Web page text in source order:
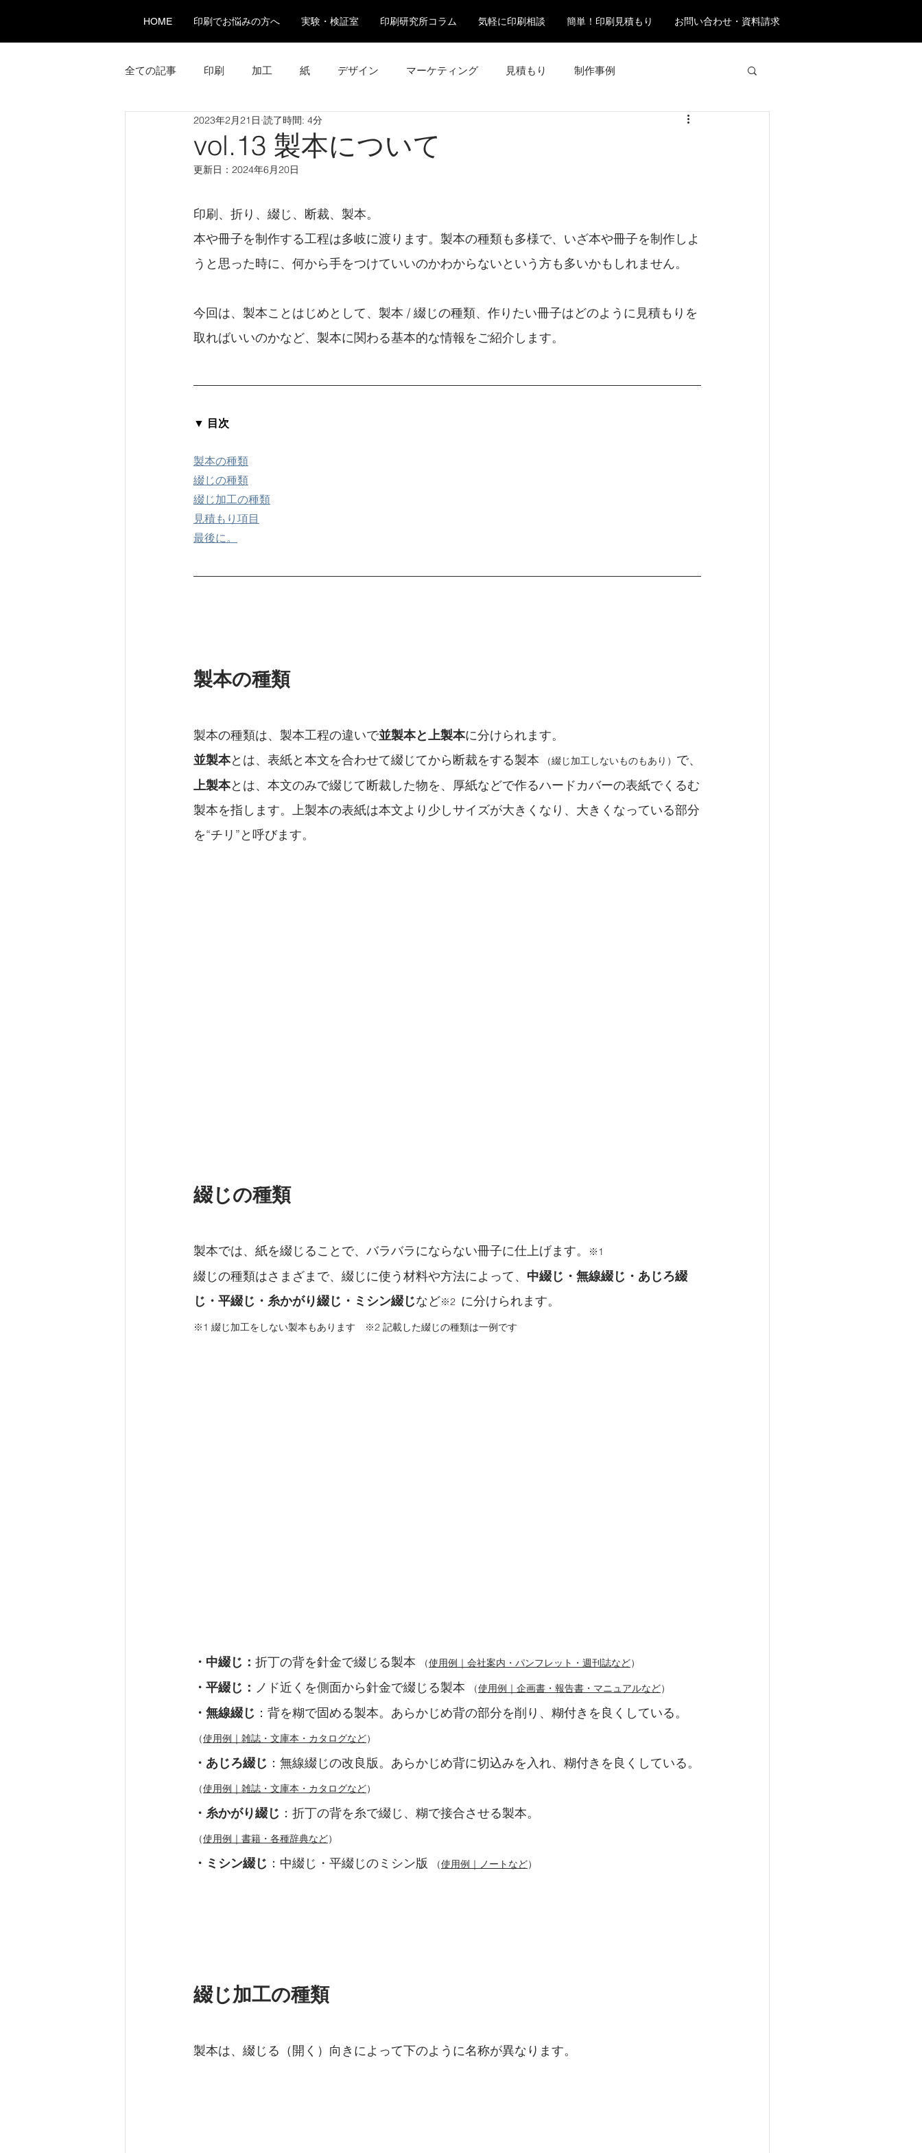
HOME 印刷でお悩みの方へ 実験・検証室 印刷研究所コラム 気軽に印刷相談 簡単！印刷見積もり お問い合わせ・資料請求
全ての記事 印刷 加工 紙 デザイン マーケティング 見積もり 制作事例
vol.13 製本について
2023年2月21日 読了時間: 4分
更新日： 2024年6月20日
印刷、折り、綴じ、断裁、製本。
本や冊子を制作する工程は多岐に渡ります。製本の種類も多様で、いざ本や冊子を制作しよ
うと思った時に、何から手をつけていいのかわからないという方も多いかもしれません。
今回は、製本ことはじめとして、製本 / 綴じの種類、作りたい冊子はどのように見積もりを
取ればいいのかなど、製本に関わる基本的な情報をご紹介します。
▼ 目次
製本の種類
綴じの種類
綴じ加工の種類
見積もり項目
最後に。
製本の種類
製本の種類は、製本工程の違いで並製本と上製本に分けられます。
並製本とは、表紙と本文を合わせて綴じてから断裁をする製本 （綴じ加工しないものもあり） で、
上製本とは、本文のみで綴じて断裁した物を、厚紙などで作るハードカバーの表紙でくるむ
製本を指します。上製本の表紙は本文より少しサイズが大きく なり、大きくなっている部分
を“チリ”と呼びます。
綴じの種類
製本では、紙を綴じることで、バラバラにならない冊子に仕上げます。 ※1
綴じの種類はさまざまで、綴じに使う材料や方法によって、 中綴じ・無線綴じ・あじろ綴
じ・平綴じ・糸かがり綴じ・ミシン綴じなど※2 に分けられます。
※1 綴じ加工をしない製本もあります　※2 記載した綴じの種類は一例です
・中綴じ： 折丁の背を針金で綴じる製本 （使用例｜会社案内・パンフレット・週刊誌など）
・平綴じ： ノド近くを側面から針金で綴じる製本 （使用例｜企画書・報告書・マニュアルなど）
・無線綴じ ：背を糊で固める製本。あらかじめ背の部分を削り、糊付きを良くしている。
（使用例｜雑誌・文庫本・カタログなど）
・あじろ綴じ ：無線綴じの改良版。あらかじめ背に切込みを入れ、糊付きを良くしている。
（使用例｜雑誌・文庫本・カタログなど）
・糸かがり綴じ ：折丁の背を糸で綴じ、糊で接合させる製本。
（使用例｜書籍・各種辞典など）
・ミシン綴じ ：中綴じ・平綴じのミシン版 （使用例｜ノートなど）
綴じ加工の種類
製本は、綴じる（開く）向きによって下のように名称が異なります。